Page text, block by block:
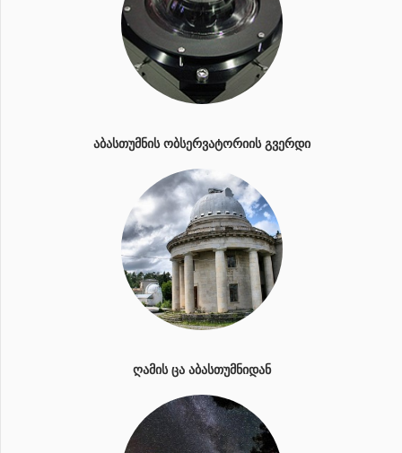
ᲐᲑᲐᲡᲗᲣᲛᲜᲘᲡ ᲝᲑᲡᲔᲠᲕᲐᲢᲝᲠᲘᲘᲡ ᲒᲕᲔᲠᲓᲘ
ᲦᲐᲛᲘᲡ ᲪᲐ ᲐᲑᲐᲡᲗᲣᲛᲜᲘᲓᲐᲜ